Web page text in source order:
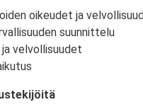
oikeudet ja
suunnittelu
velvollisuudet